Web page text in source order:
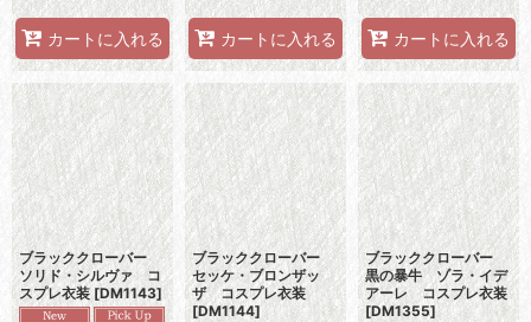
カートに入れる カートに入れる カートに入れる
ブラッククローバー
ソリド・シルヴァ コ
スプレ衣装 [DM1143]
ブラッククローバー
セッケ・ブロンザッ
ザ コスプレ衣装
[DM1144]
ブラッククローバー
黒の暴牛 ゾラ・イデ
アーレ コスプレ衣装
[DM1355]